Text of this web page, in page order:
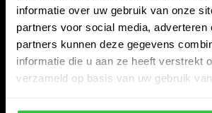
informatie over uw gebruik van onze
partners voor social media, adverteren
partners kunnen deze gegevens
informatie die u aan ze heeft verstrekt
verzameld op basis van uw gebruik
Snijdersstraat 6
8224 AA Lelystad
Nederland
06-57276080
info@bespanracket.nl